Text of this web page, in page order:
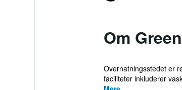
Om
Overnatningsstedet er
faciliteter inkluderer